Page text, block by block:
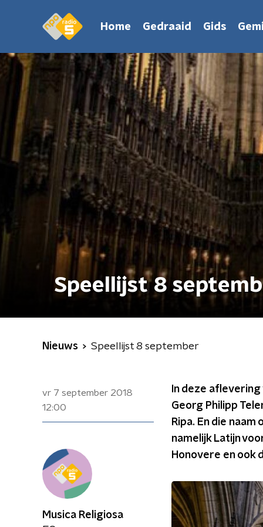
Home Gedraaid Gids
Speellijst 8
Nieuws Speellijst 8 september
vr 7 september 2018
12:00
In deze
Georg Philipp
Ripa. En die
namelijk Latijn
Honovere en ook
Musica Religiosa